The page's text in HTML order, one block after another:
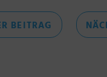
BEITRAG
BEITRAG